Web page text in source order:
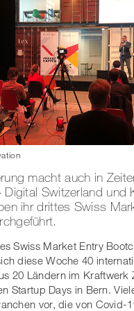
macht auch in
Digital Switzerland und
ihr drittes Swiss
Swiss Market Entry
diese Woche 40
20 Ländern im Kraftwerk
Startup Days in Bern.
vor, die von Covid-